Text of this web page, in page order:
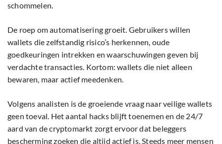
schommelen.
De roep om automatisering groeit. Gebruikers willen
wallets die zelfstandig risico’s herkennen, oude
goedkeuringen intrekken en waarschuwingen geven bij
verdachte transacties. Kortom: wallets die niet alleen
bewaren, maar actief meedenken.
Volgens analisten is de groeiende vraag naar veilige wallets
geen toeval. Het aantal hacks blijft toenemen en de 24/7
aard van de cryptomarkt zorgt ervoor dat beleggers
bescherming zoeken die altijd actief is. Steeds meer mensen